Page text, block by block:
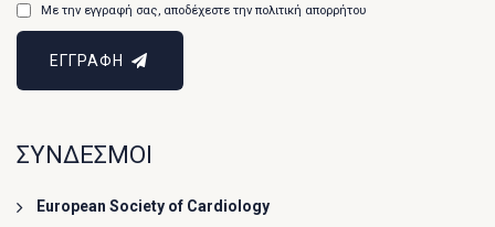
Με την εγγραφή σας, αποδέχεστε την πολιτική απορρήτου
ΕΓΓΡΑΦΗ
ΣΥΝΔΕΣΜΟΙ
European Society of Cardiology